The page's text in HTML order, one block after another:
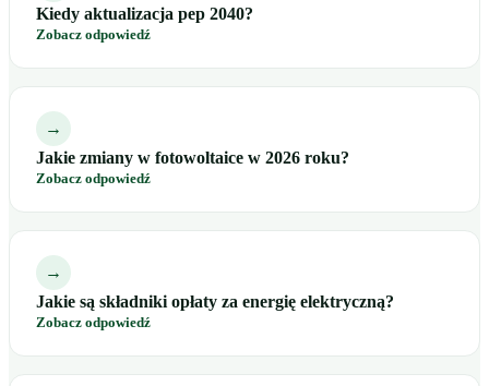
Kiedy aktualizacja pep 2040?
Zobacz odpowiedź
→
Jakie zmiany w fotowoltaice w 2026 roku?
Zobacz odpowiedź
→
Jakie są składniki opłaty za energię elektryczną?
Zobacz odpowiedź